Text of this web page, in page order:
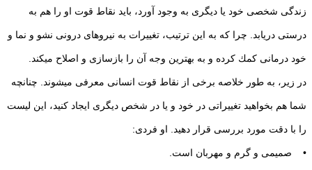
زندگی شخصی خود‏ یا دیگری به وجود آورد، باید نقاط قوت او را هم به
درستی دریابد. چرا كه به این ترتیب، تغییرات به نیروهای درونی نشو و نما و
خود درمانی كمك كرده و به بهترین وجه آن را بازسازی و اصلاح می‏كند.
در زیر‏، به طور خلاصه برخی از نقاط قوت انسانی معرفی می‏شوند. چنانچه
شما هم بخواهید تغییراتی در خود و یا در شخص دیگری ایجاد كنید‏، این لیست
را با دقت مورد بررسی قرار دهید. او فردی:
• صمیمی و گرم و مهربان است.